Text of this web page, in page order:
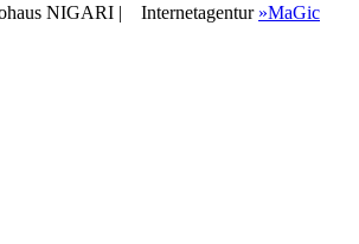
NIGARI |
Internetagentur »MaGic